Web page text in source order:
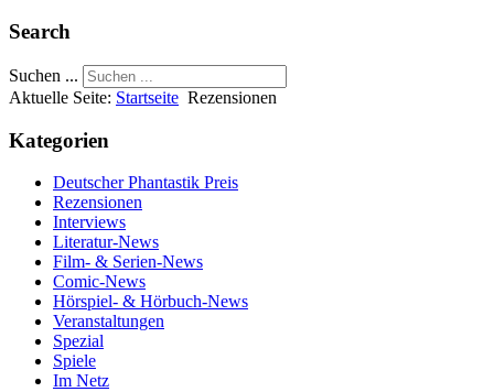
Search
Suchen ...
Aktuelle Seite: Startseite Rezensionen
Kategorien
Deutscher Phantastik Preis
Rezensionen
Interviews
Literatur-News
Film- & Serien-News
Comic-News
Hörspiel- & Hörbuch-News
Veranstaltungen
Spezial
Spiele
Im Netz